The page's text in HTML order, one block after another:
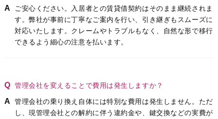
ご安心ください。入居者との賃貸借契約はそのまま継続されま
す。弊社が事前に丁寧なご案内を行い、引き継ぎもスムーズに
対応いたします。クレームやトラブルもなく、自然な形で移行
できるよう細心の注意を払います。
管理会社を変えることで費用は発生しますか？
管理会社の乗り換え自体には特別な費用は発生しません。ただ
し、現管理会社との解約に伴う違約金や、鍵交換などの実費が